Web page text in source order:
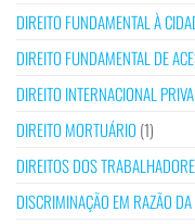
DIREITO FUNDAMENTAL À
DIREITO FUNDAMENTAL DE
DIREITO INTERNACIONAL
DIREITO MORTUÁRIO (1)
DIREITOS DOS
DISCRIMINAÇÃO EM RAZÃO